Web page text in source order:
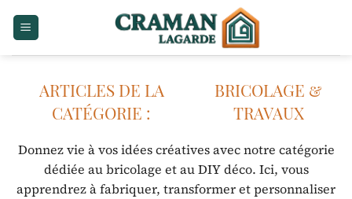
BRICOLAGE &
TRAVAUX
Donnez vie à vos idées créatives avec notre catégorie
dédiée au bricolage et au DIY déco. Ici, vous
apprendrez à fabriquer, transformer et personnaliser